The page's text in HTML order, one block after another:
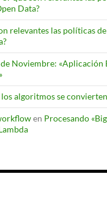
Data?
relevantes las políticas
Noviembre: «Aplicación
algoritmos se
en Procesando